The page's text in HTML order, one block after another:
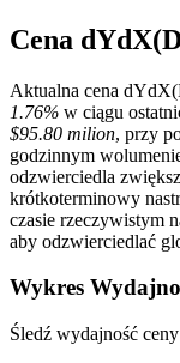
Kontrakty
Cena
Aktualna cena
1.76% w ciągu
$95.80 milion, przy
godzinnym
odzwierciedla
krótkoterminowy
czasie rzeczywistym
aby odzwierciedlać
Wykres
Śledź wydajność